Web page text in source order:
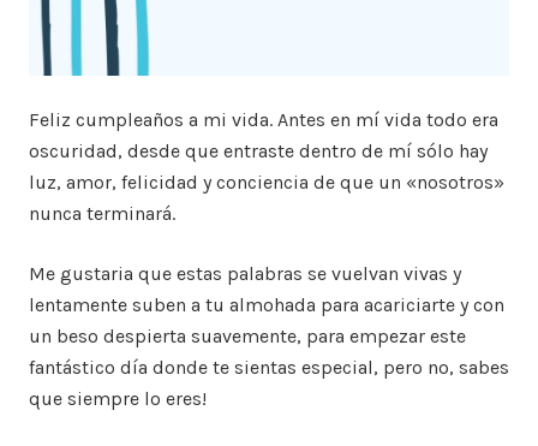
Feliz cumpleaños a mi vida. Antes en mí vida todo era
oscuridad, desde que entraste dentro de mí sólo hay
luz, amor, felicidad y conciencia de que un «nosotros»
nunca terminará.
Me gustaria que estas palabras se vuelvan vivas y
lentamente suben a tu almohada para acariciarte y con
un beso despierta suavemente, para empezar este
fantástico día donde te sientas especial, pero no, sabes
que siempre lo eres!